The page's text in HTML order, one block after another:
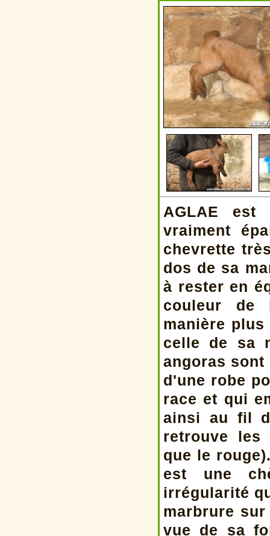
AGLAE est
vraiment
chevrette
dos de sa
à rester en
couleur de
manière
celle de sa
angoras
d'une robe
race et qui
ainsi au fil
retrouve les
que le
est une
irrégularité
marbrure
vue de sa